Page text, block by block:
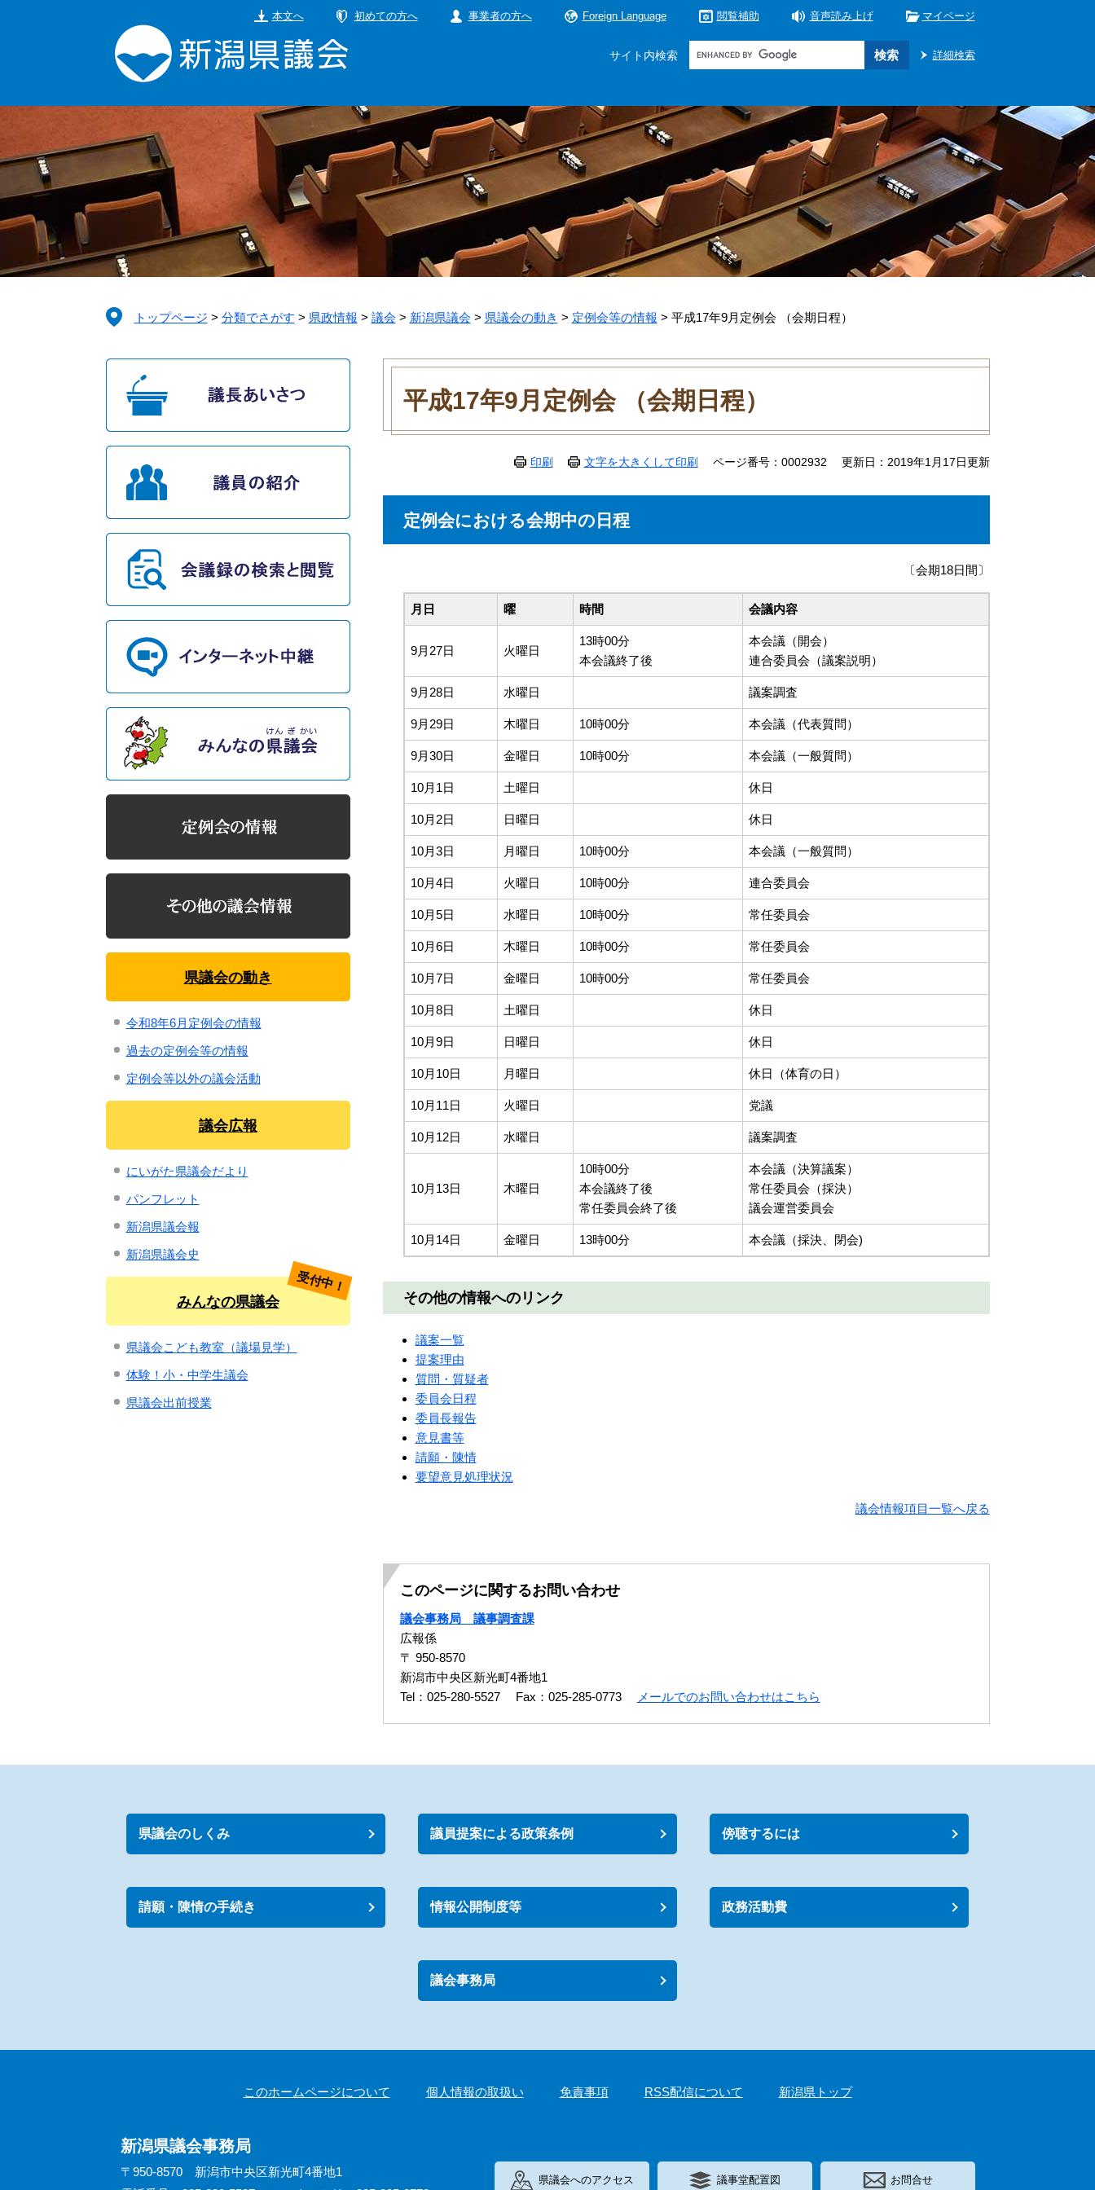
頭
飛
て
へ
本文へ 初めての方へ 事業者の方へ Foreign Language 閲覧補助 音声読み上げ マイページ
サイト内検索
Google
ム
索
詳細検索
トップページ > 分類でさがす > 県政情報 > 議会 > 新潟県議会 > 県議会の動き > 定例会等の情報 > 平成17年9月定例会 （会期日程）
本
平成17年9月定例会 （会期日程）
印刷 文字を大きくして印刷 ページ番号：0002932 更新日：2019年1月17日更新
定例会における会期中の日程
〔会期18日間〕
月日 曜 時間 会議内容
9月27日 火曜日
13時00分
本会議終了後
本会議（開会）
連合委員会（議案説明）
9月28日 水曜日 議案調査
9月29日 木曜日 10時00分 本会議（代表質問）
9月30日 金曜日 10時00分 本会議（一般質問）
10月1日 土曜日 休日
10月2日 日曜日 休日
10月3日 月曜日 10時00分 本会議（一般質問）
10月4日 火曜日 10時00分 連合委員会
10月5日 水曜日 10時00分 常任委員会
10月6日 木曜日 10時00分 常任委員会
10月7日 金曜日 10時00分 常任委員会
10月8日 土曜日 休日
10月9日 日曜日 休日
10月10日 月曜日 休日（体育の日）
10月11日 火曜日 党議
10月12日 水曜日 議案調査
10月13日 木曜日
10時00分
本会議終了後
常任委員会終了後
本会議（決算議案）
常任委員会（採決）
議会運営委員会
10月14日 金曜日 13時00分 本会議（採決、閉会)
その他の情報へのリンク
議案一覧
提案理由
質問・質疑者
委員会日程
委員長報告
意見書等
請願・陳情
要望意見処理状況
議会情報項目一覧へ戻る
このページに関するお問い合わせ
議会事務局 議事調査課
広報係
〒 950-8570
新潟市中央区新光町4番地1
Tel：025-280-5527
Fax：025-285-0773 メールでのお問い合わせはこちら
県議会の動き
令和8年6月定例会の情報
過去の定例会等の情報
定例会等以外の議会活動
議会広報
にいがた県議会だより
パンフレット
新潟県議会報
新潟県議会史
みんなの県議会
受付中！
県議会こども教室（議場見学）
体験！小・中学生議会
県議会出前授業
県議会のしくみ 議員提案による政策条例 傍聴するには
請願・陳情の手続き 情報公開制度等 政務活動費
議会事務局
このホームページについて 個人情報の取扱い 免責事項 RSS配信について 新潟県トップ
新潟県議会事務局
〒950-8570 新潟市中央区新光町4番地1
県議会へのアクセス 議事堂配置図 お問合せ